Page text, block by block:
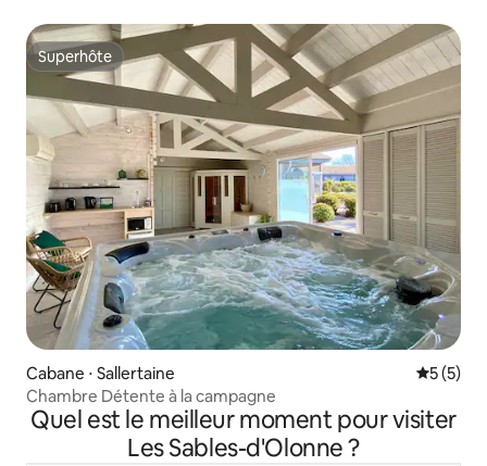
Superhôte
Superhôte
Cabane ⋅ Sallertaine
5 (5)
Chambre Détente à la campagne
Quel est le meilleur moment pour visiter
Les Sables-d'Olonne ?